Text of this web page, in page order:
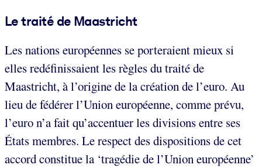
Le traité de Maastricht
Les nations européennes se porteraient mieux si
elles redéfinissaient les règles du traité de
Maastricht, à l’origine de la création de l’euro. Au
lieu de fédérer l’Union européenne, comme prévu,
l’euro n’a fait qu’accentuer les divisions entre ses
États membres. Le respect des dispositions de cet
accord constitue la ‘tragédie de l’Union européenne’